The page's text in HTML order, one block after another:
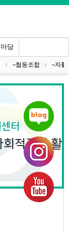
당
--협동조합 --자활
터
적경제 활